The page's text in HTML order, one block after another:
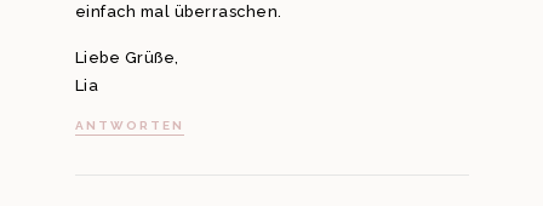
einfach mal überraschen.
Liebe Grüße,
Lia
ANTWORTEN